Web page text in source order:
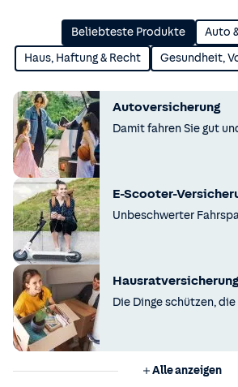
Beliebteste Produkte Auto
Haus, Haftung & Recht Gesundheit,
Autoversicherung
Damit fahren Sie gut
E-Scooter-
Unbeschwerter
Hausratversicherung
Die Dinge schützen,
Alle anzeigen